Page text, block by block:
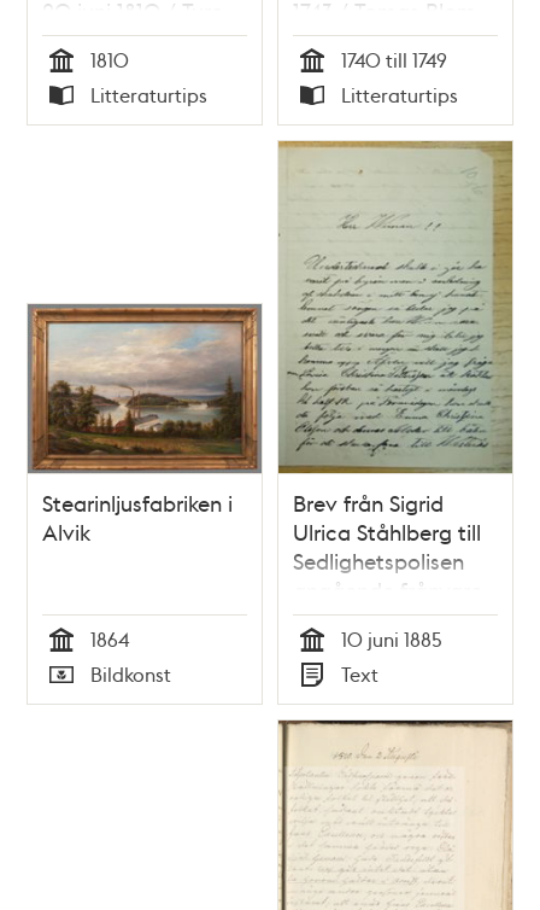
20 juni 1810 / Ture
Nerman
Tid
1810
Typ
Litteraturtips
1743 / Tomas Blom
Tid
1740 till 1749
Typ
Litteraturtips
Stearinljusfabriken i
Alvik
Tid
1864
Typ
Bildkonst
Brev från Sigrid
Ulrica Ståhlberg till
Sedlighetspolisen
angående frånvaro
från besiktning och
förlust av kappa,
den 10 juni 1885
Tid
10 juni 1885
Typ
Text